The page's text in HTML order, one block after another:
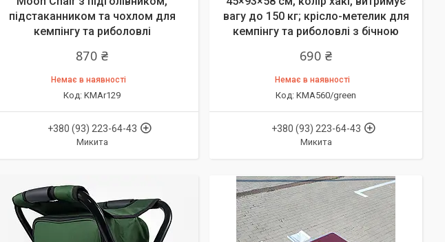
підстаканником та чохлом для
кемпінгу та риболовлі
870 ₴
Немає в наявності
KMAr129
+380 (93) 223-64-43
Микита
вагу до 150 кг; крісло-метелик для
кемпінгу та риболовлі з бічною
690 ₴
Немає в наявності
KMA560/green
+380 (93) 223-64-43
Микита